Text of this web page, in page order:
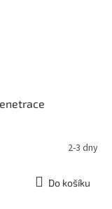
2-3 dny
Do košíku